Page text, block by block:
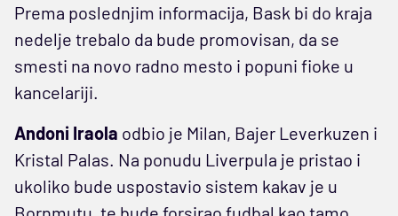
Prema poslednjim informacija, Bask bi do kraja
nedelje trebalo da bude promovisan, da se
smesti na novo radno mesto i popuni fioke u
kancelariji.
Andoni Iraola odbio je Milan, Bajer Leverkuzen i
Kristal Palas. Na ponudu Liverpula je pristao i
ukoliko bude uspostavio sistem kakav je u